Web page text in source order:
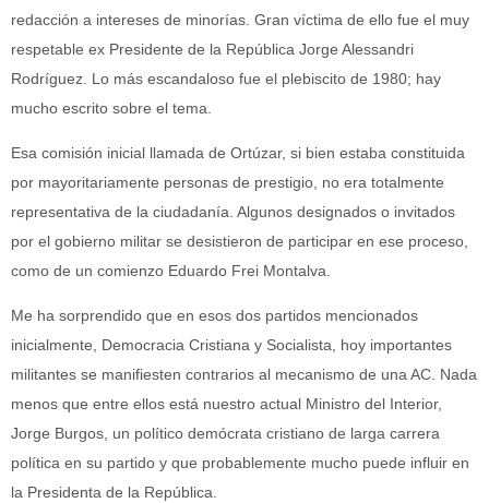
redacción a intereses de minorías. Gran víctima de ello fue el muy
respetable ex Presidente de la República Jorge Alessandri
Rodríguez. Lo más escandaloso fue el plebiscito de 1980; hay
mucho escrito sobre el tema.
Esa comisión inicial llamada de Ortúzar, si bien estaba constituida
por mayoritariamente personas de prestigio, no era totalmente
representativa de la ciudadanía. Algunos designados o invitados
por el gobierno militar se desistieron de participar en ese proceso,
como de un comienzo Eduardo Frei Montalva.
Me ha sorprendido que en esos dos partidos mencionados
inicialmente, Democracia Cristiana y Socialista, hoy importantes
militantes se manifiesten contrarios al mecanismo de una AC. Nada
menos que entre ellos está nuestro actual Ministro del Interior,
Jorge Burgos, un político demócrata cristiano de larga carrera
política en su partido y que probablemente mucho puede influir en
la Presidenta de la República.